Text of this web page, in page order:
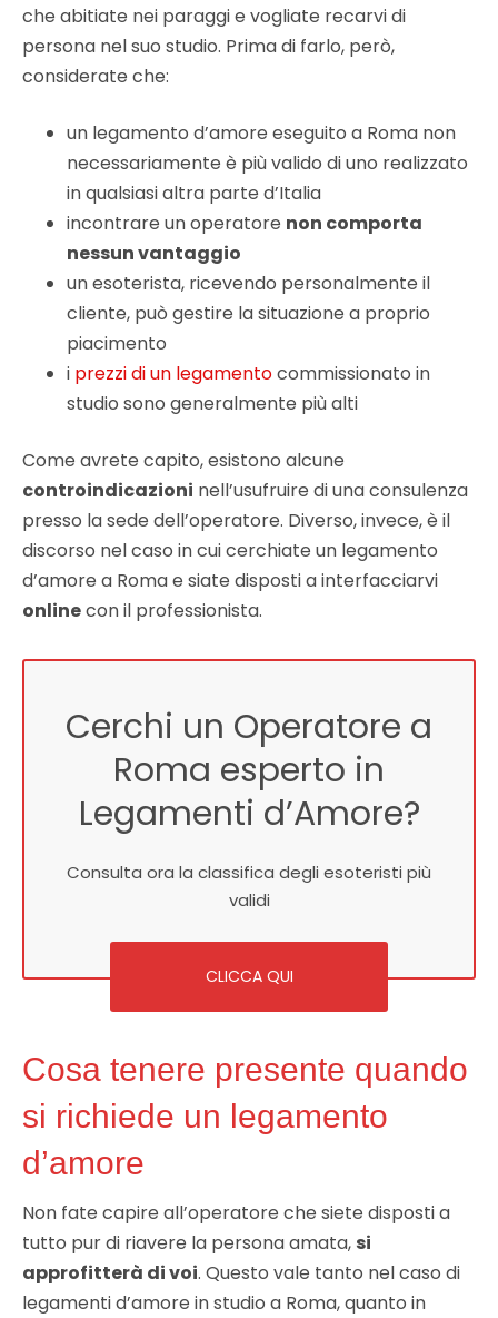
che abitiate nei paraggi e vogliate recarvi di
persona nel suo studio. Prima di farlo, però,
considerate che:
un legamento d’amore eseguito a Roma non
necessariamente è più valido di uno realizzato
in qualsiasi altra parte d’Italia
incontrare un operatore non comporta
nessun vantaggio
un esoterista, ricevendo personalmente il
cliente, può gestire la situazione a proprio
piacimento
i prezzi di un legamentocommissionato in
studio sono generalmente più alti
Come avrete capito, esistono alcune
controindicazioni nell’usufruire di una consulenza
presso la sede dell’operatore. Diverso, invece, è il
discorso nel caso in cui cerchiate un legamento
d’amore a Roma e siate disposti a interfacciarvi
onlinecon il professionista.
Cerchi un Operatore a
Roma esperto in
Legamenti d’Amore?
Consulta ora la classifica degli esoteristi più
validi
CLICCA QUI
Cosa tenere presente quando
si richiede un legamento
d’amore
Non fate capire all’operatore che siete disposti a
tutto pur di riavere la persona amata, si
approfitterà di voi. Questo vale tanto nel caso di
legamenti d’amore in studio a Roma, quanto in